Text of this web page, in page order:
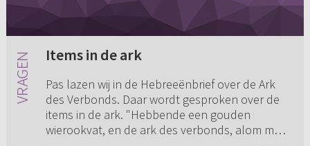
Items in de ark
Pas lazen wij in de Hebreeënbrief over de Ark
des Verbonds. Daar wordt gesproken over de
items in de ark. "Hebbende een gouden
wierookvat, en de ark des verbonds, alom met